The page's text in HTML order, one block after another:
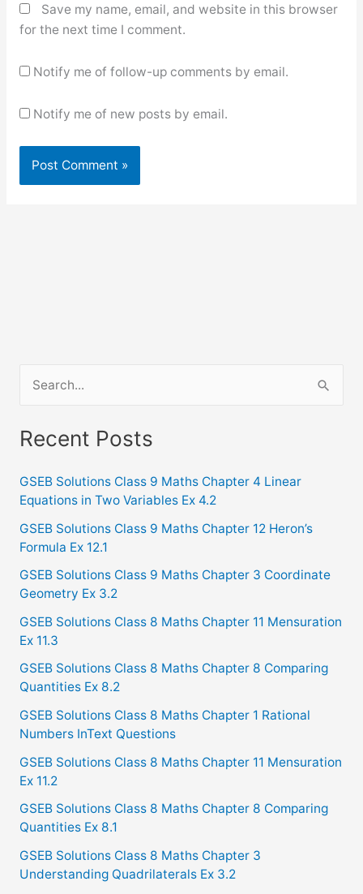
Save my name, email, and website in this browser
for the next time I comment.
Notify me of follow-up comments by email.
Notify me of new posts by email.
a
c
h
f
o
r
Recent Posts
GSEB Solutions Class 9 Maths Chapter 4 Linear
Equations in Two Variables Ex 4.2
GSEB Solutions Class 9 Maths Chapter 12 Heron’s
Formula Ex 12.1
GSEB Solutions Class 9 Maths Chapter 3 Coordinate
Geometry Ex 3.2
GSEB Solutions Class 8 Maths Chapter 11 Mensuration
Ex 11.3
GSEB Solutions Class 8 Maths Chapter 8 Comparing
Quantities Ex 8.2
GSEB Solutions Class 8 Maths Chapter 1 Rational
Numbers InText Questions
GSEB Solutions Class 8 Maths Chapter 11 Mensuration
Ex 11.2
GSEB Solutions Class 8 Maths Chapter 8 Comparing
Quantities Ex 8.1
GSEB Solutions Class 8 Maths Chapter 3
Understanding Quadrilaterals Ex 3.2